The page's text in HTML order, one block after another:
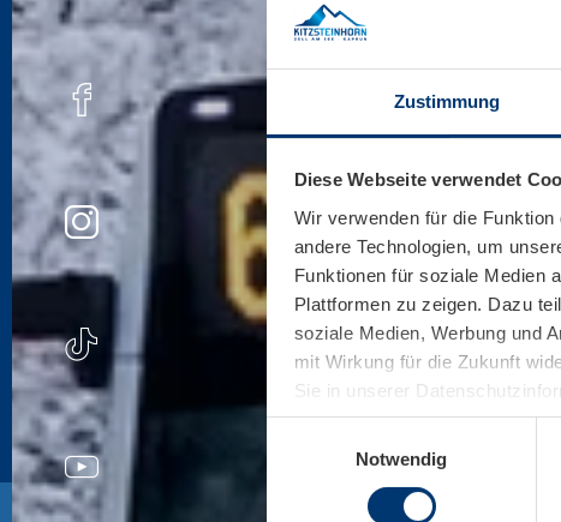
Zustimmung
Diese Webseite verwendet
Wir verwenden für die
andere Technologien, um
Funktionen für soziale Medien
Plattformen zu zeigen. Dazu
soziale Medien, Werbung und
mit Wirkung für die Zukunft
Sie in unserer
Notwendig